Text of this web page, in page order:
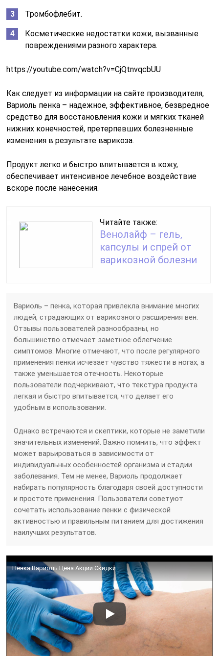
Тромбофлебит.
Косметические недостатки кожи, вызванные
повреждениями разного характера.
https://youtube.com/watch?v=CjQtnvqcbUU
Как следует из информации на сайте производителя,
Вариоль пенка – надежное, эффективное, безвредное
средство для восстановления кожи и мягких тканей
нижних конечностей, претерпевших болезненные
изменения в результате варикоза.
Продукт легко и быстро впитывается в кожу,
обеспечивает интенсивное лечебное воздействие
вскоре после нанесения.
Читайте также:
Венолайф – гель,
капсулы и спрей от
варикозной болезни
Вариоль – пенка, которая привлекла внимание многих
людей, страдающих от варикозного расширения вен.
Отзывы пользователей разнообразны, но
большинство отмечает заметное облегчение
симптомов. Многие отмечают, что после регулярного
применения пенки исчезает чувство тяжести в ногах, а
также уменьшается отечность. Некоторые
пользователи подчеркивают, что текстура продукта
легкая и быстро впитывается, что делает его
удобным в использовании.
Однако встречаются и скептики, которые не заметили
значительных изменений. Важно помнить, что эффект
может варьироваться в зависимости от
индивидуальных особенностей организма и стадии
заболевания. Тем не менее, Вариоль продолжает
набирать популярность благодаря своей доступности
и простоте применения. Пользователи советуют
сочетать использование пенки с физической
активностью и правильным питанием для достижения
наилучших результатов.
Пенка Вариоль Цена Акции Скидки